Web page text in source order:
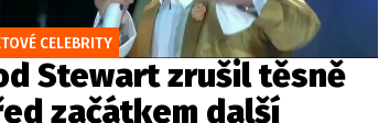
CELEBRITY
Stewart zrušil těsně
začátkem další